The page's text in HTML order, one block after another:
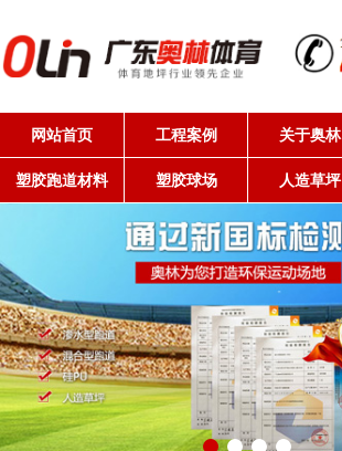
网站首页 工程案例 关于奥林
塑胶跑道材料 塑胶球场 人造草坪